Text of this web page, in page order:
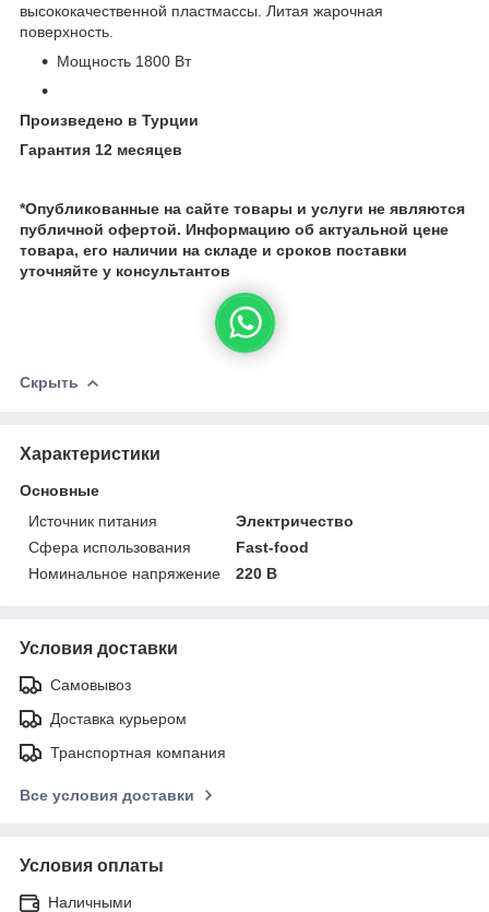
высококачественной пластмассы. Литая жарочная
поверхность.
Мощность 1800 Вт
Произведено в Турции
Гарантия 12 месяцев
*Опубликованные на сайте товары и услуги не являются
публичной офертой. Информацию об актуальной цене
товара, его наличии на складе и сроков поставки
уточняйте у консультантов
Скрыть
Характеристики
Основные
Источник питания
Электричество
Сфера использования
Fast-food
Номинальное напряжение
220 В
Условия доставки
Самовывоз
Доставка курьером
Транспортная компания
Все условия доставки
Условия оплаты
Наличными